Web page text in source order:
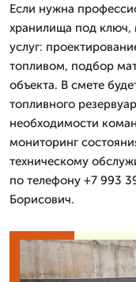
Если нужна
хранилища под
услуг:
топливом, подбор
объекта. В смете
топливного
необходимости
мониторинг
техническому
по телефону +7 993
Борисович.